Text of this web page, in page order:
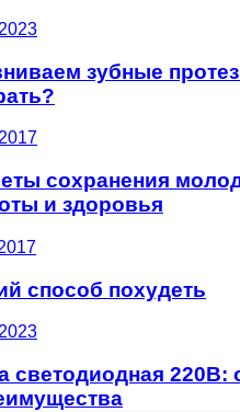
зубные
сохранения
и здоровья
способ похудеть
светодиодная 220В: